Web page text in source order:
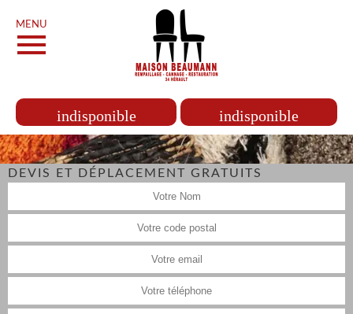
MENU
indisponible indisponible
DEVIS ET DÉPLACEMENT GRATUITS